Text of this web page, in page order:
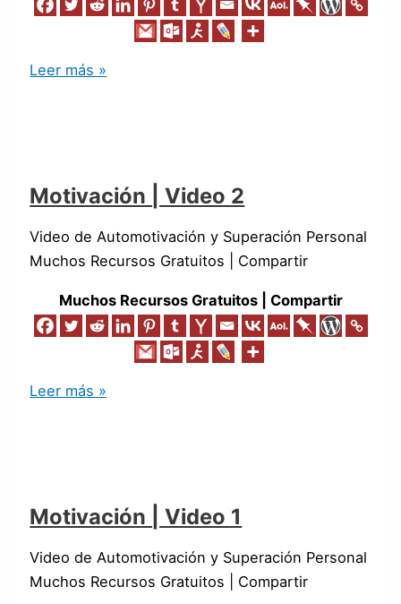
Leer más »
Motivación | Video 2
Video de Automotivación y Superación Personal
Muchos Recursos Gratuitos | Compartir
Muchos Recursos Gratuitos | Compartir
Leer más »
Motivación | Video 1
Video de Automotivación y Superación Personal
Muchos Recursos Gratuitos | Compartir